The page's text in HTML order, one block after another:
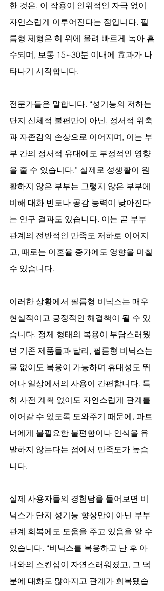
한 것은, 이 작용이 인위적인 자극 없이
자연스럽게 이루어진다는 점입니다. 필
름형 제형은 혀 위에 올려 빠르게 녹아 흡
수되며, 보통 15~30분 이내에 효과가 나
타나기 시작합니다.
전문가들은 말합니다. “성기능의 저하는
단지 신체적 불편만이 아닌, 정서적 위축
과 자존감의 손상으로 이어지며, 이는 부
부 간의 정서적 유대에도 부정적인 영향
을 줄 수 있습니다.” 실제로 성생활이 원
활하지 않은 부부는 그렇지 않은 부부에
비해 대화 빈도나 공감 능력이 낮아진다
는 연구 결과도 있습니다. 이는 곧 부부
관계의 전반적인 만족도 저하로 이어지
고, 때로는 이혼율 증가에도 영향을 미칠
수 있습니다.
이러한 상황에서 필름형 비닉스는 매우
현실적이고 긍정적인 해결책이 될 수 있
습니다. 정제 형태의 복용이 부담스러웠
던 기존 제품들과 달리, 필름형 비닉스는
물 없이도 복용이 가능하며 휴대성도 뛰
어나 일상에서의 사용이 간편합니다. 특
히 사전 계획 없이도 자연스럽게 관계를
이어갈 수 있도록 도와주기 때문에, 파트
너에게 불필요한 불편함이나 인식을 유
발하지 않는다는 점에서 만족도가 높습
니다.
실제 사용자들의 경험담을 들어보면 비
닉스가 단지 성기능 향상만이 아닌 부부
관계 회복에도 도움을 주고 있음을 알 수
있습니다. “비닉스를 복용하고 난 후 아
내와의 스킨십이 자연스러워졌고, 그 덕
분에 대화도 많아지고 관계가 회복됐습